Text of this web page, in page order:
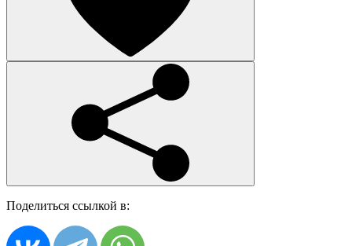
Поделиться ссылкой в: